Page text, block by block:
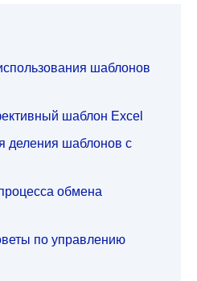
шаблонов
шаблон Excel
деления шаблонов с
обмена
по управлению